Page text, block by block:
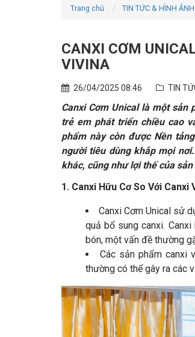
Trang chủ TIN TỨC & HÌNH
CANXI CƠM
VIVINA
26/04/2025 08:46 TIN
Canxi Cơm Unical là một
trẻ em phát triển chiều cao
phẩm này còn được Nền
người tiêu dùng khắp mọi
khác, cũng như lợi thế của
1. Canxi Hữu Cơ So Với Canxi
Canxi Cơm Unical sử
quả bổ sung canxi.
bón, một vấn đề thường
Các sản phẩm canxi
thường có thể gây ra các